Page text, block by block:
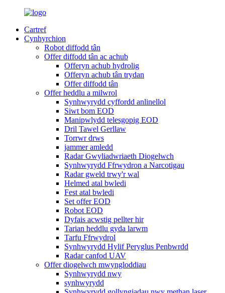
Cartref
Cynhyrchion
Robot diffodd tân
Offer diffodd tân ac achub
Offeryn achub hydrolig
Offeryn achub tân trydan
Offer diffodd tân
Offer heddlu a milwrol
Synhwyrydd cyffordd anlinellol
Siwt bom EOD
Manipwlydd telesgopig EOD
Dril Tawel Gerllaw
Torrwr drws
jammer amledd
Radar Gwyliadwriaeth Diogelwch
Synhwyrydd Ffrwydron a Narcotigau
Radar gweld trwy'r wal
Helmed atal bwledi
Fest atal bwledi
Set offer EOD
Robot EOD
Dyfais acwstig pellter hir
Tarian heddlu gyda larwm
Tarfu Ffrwydrol
Synhwyrydd Hylif Peryglus Penbwrdd
Radar canfod UAV
Offer diogelwch mwyngloddiau
Synhwyrydd nwy
synhwyrydd